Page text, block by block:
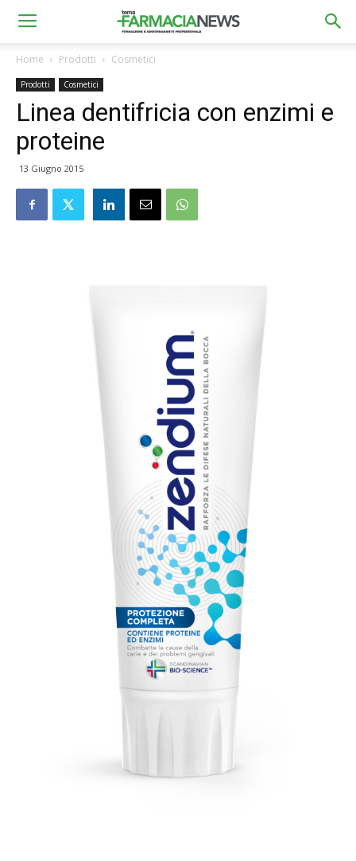
Home Prodotti Cosmetici
Prodotti Cosmetici
Linea dentifricia con enzimi e
proteine
13 Giugno 2015